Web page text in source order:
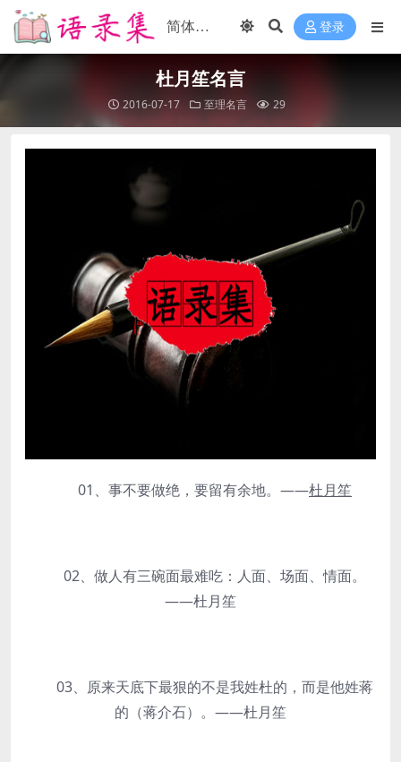
登录
杜月笙名言
2016-07-17 至理名言 29
01、事不要做绝，要留有余地。——杜月笙
02、做人有三碗面最难吃：人面、场面、情面。
——杜月笙
03、原来天底下最狠的不是我姓杜的，而是他姓蒋
的（蒋介石）。——杜月笙